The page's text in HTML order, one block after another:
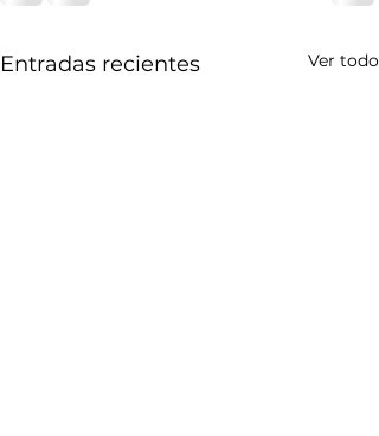
Entradas recientes Ver todo